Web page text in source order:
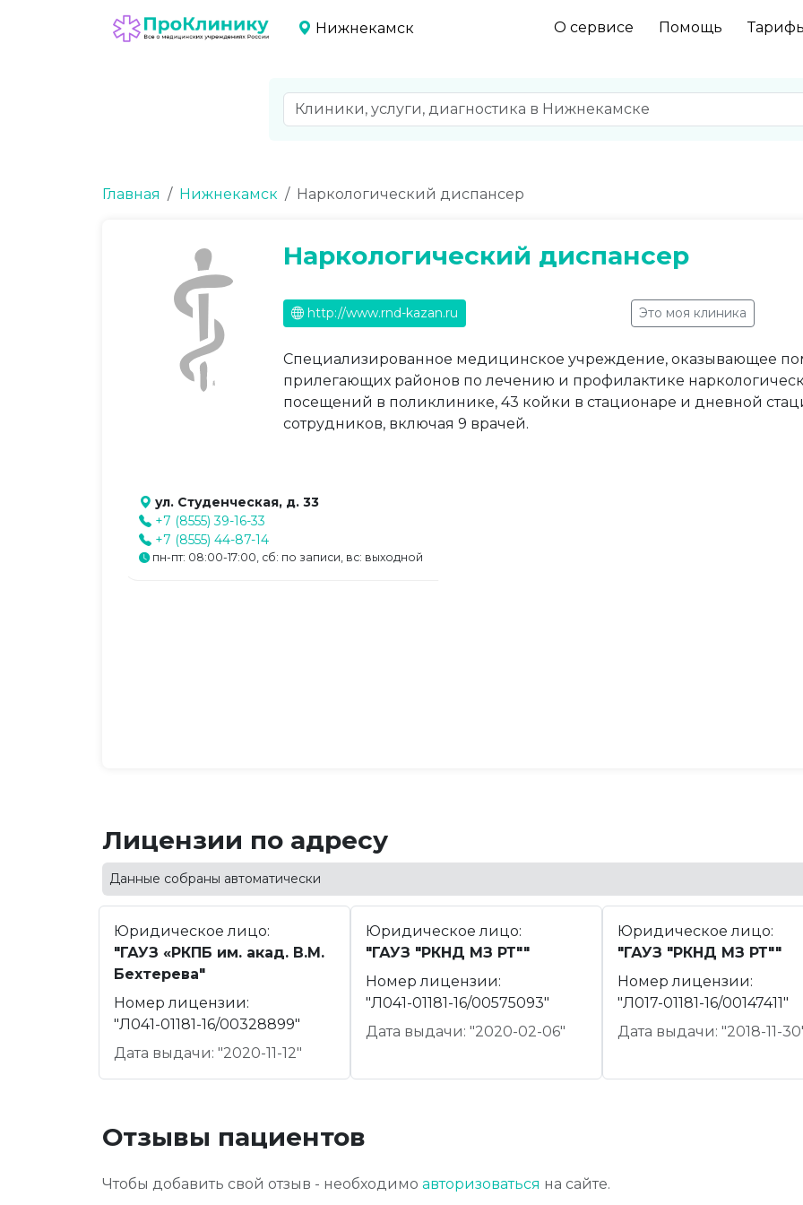
Нижнекамск О сервисе Помощь
Главная Нижнекамск Наркологический диспансер
Наркологический диспансер
http://www.rnd-kazan.ru Это моя клиника
Специализированное медицинское учреждение, оказывающее
прилегающих районов по лечению и профилактике
посещений в поликлинике, 43 койки в стационаре и дневной
сотрудников, включая 9 врачей.
ул. Студенческая, д. 33
+7 (8555) 39-16-33
+7 (8555) 44-87-14
пн-пт: 08:00-17:00, сб: по записи, вс: выходной
Лицензии по адресу
Данные собраны автоматически
Юридическое лицо:
"ГАУЗ «РКПБ им. акад. В.М.
Бехтерева"
Номер лицензии:
"Л041-01181-16/00328899"
Дата выдачи: "2020-11-12"
Юридическое лицо:
"ГАУЗ "РКНД МЗ РТ""
Номер лицензии:
"Л041-01181-16/00575093"
Дата выдачи: "2020-02-06"
Юридическое лицо:
"ГАУЗ "РКНД МЗ РТ""
Номер лицензии:
"Л017-01181-16/00147411"
Дата выдачи: "2018-11-
Отзывы пациентов
Чтобы добавить свой отзыв - необходимо авторизоваться на сайте.